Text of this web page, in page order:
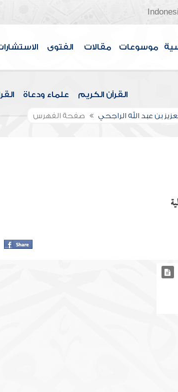
موسوعات مقالات الفتوى
القرآن الكريم علماء ودعاة
بن عبد الله الراجحي صفحة الفهرس